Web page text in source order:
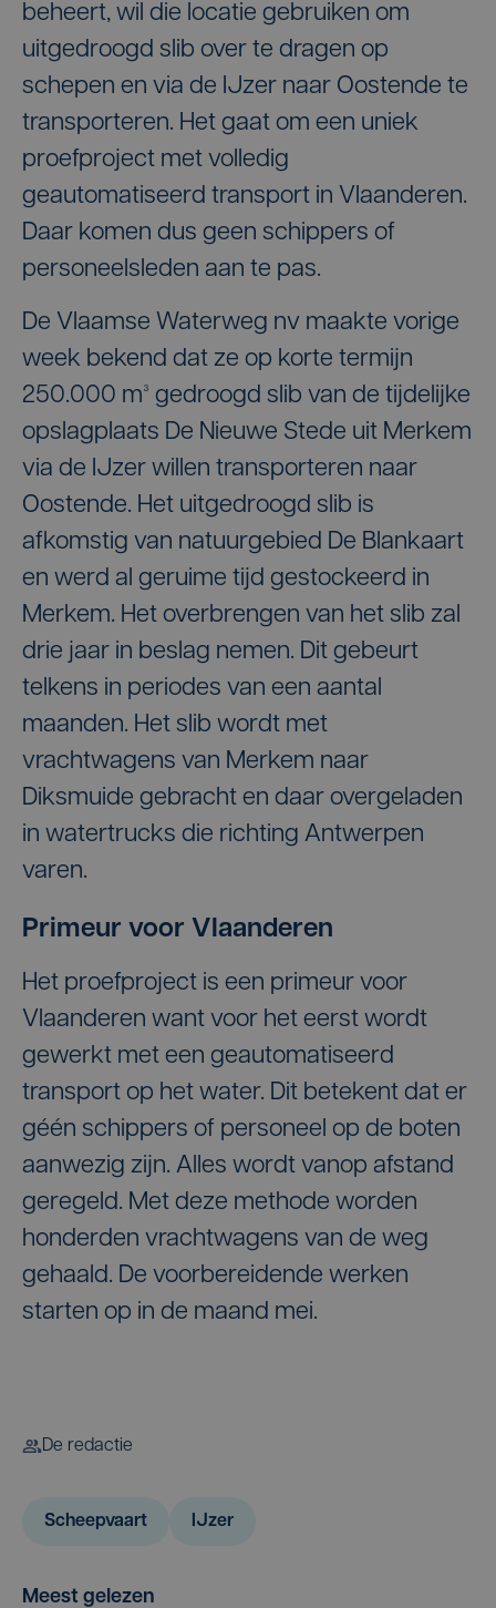
beheert, wil die locatie gebruiken om
uitgedroogd slib over te dragen op
schepen en via de IJzer naar Oostende te
transporteren. Het gaat om een uniek
proefproject met volledig
geautomatiseerd transport in Vlaanderen.
Daar komen dus geen schippers of
personeelsleden aan te pas.
De Vlaamse Waterweg nv maakte vorige
week bekend dat ze op korte termijn
250.000 m³ gedroogd slib van de tijdelijke
opslagplaats De Nieuwe Stede uit Merkem
via de IJzer willen transporteren naar
Oostende. Het uitgedroogd slib is
afkomstig van natuurgebied De Blankaart
en werd al geruime tijd gestockeerd in
Merkem. Het overbrengen van het slib zal
drie jaar in beslag nemen. Dit gebeurt
telkens in periodes van een aantal
maanden. Het slib wordt met
vrachtwagens van Merkem naar
Diksmuide gebracht en daar overgeladen
in watertrucks die richting Antwerpen
varen.
Primeur voor Vlaanderen
Het proefproject is een primeur voor
Vlaanderen want voor het eerst wordt
gewerkt met een geautomatiseerd
transport op het water. Dit betekent dat er
géén schippers of personeel op de boten
aanwezig zijn. Alles wordt vanop afstand
geregeld. Met deze methode worden
honderden vrachtwagens van de weg
gehaald. De voorbereidende werken
starten op in de maand mei.
De redactie
Scheepvaart IJzer
Meest gelezen